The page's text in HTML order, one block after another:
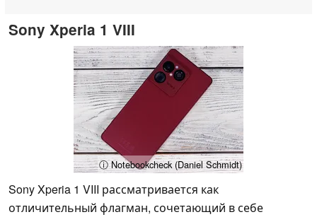
Sony Xperia 1 VIII
ⓘ Notebookcheck (Daniel Schmidt)
Sony Xperia 1 VIII рассматривается как
отличительный флагман, сочетающий в себе